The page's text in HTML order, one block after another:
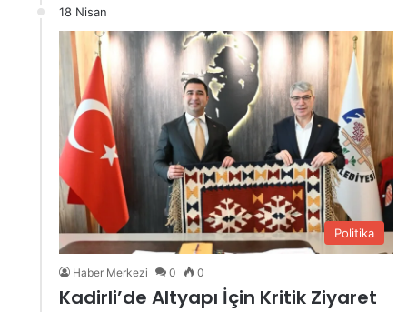
18 Nisan
Politika
Haber Merkezi 0 0
Kadirli’de Altyapı İçin Kritik Ziyaret